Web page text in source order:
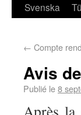
Svenska
← Compte
Avis
Publié le8
Après la